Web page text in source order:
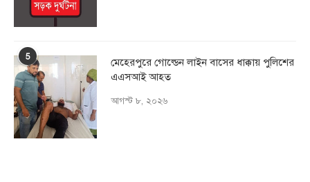
5
মেহেরপুরে গোল্ডেন লাইন বাসের ধাক্কায় পুলিশের
এএসআই আহত
আগস্ট ৮, ২০২৬